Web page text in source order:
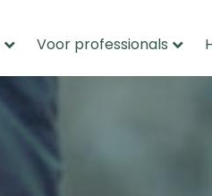
Voor professionals